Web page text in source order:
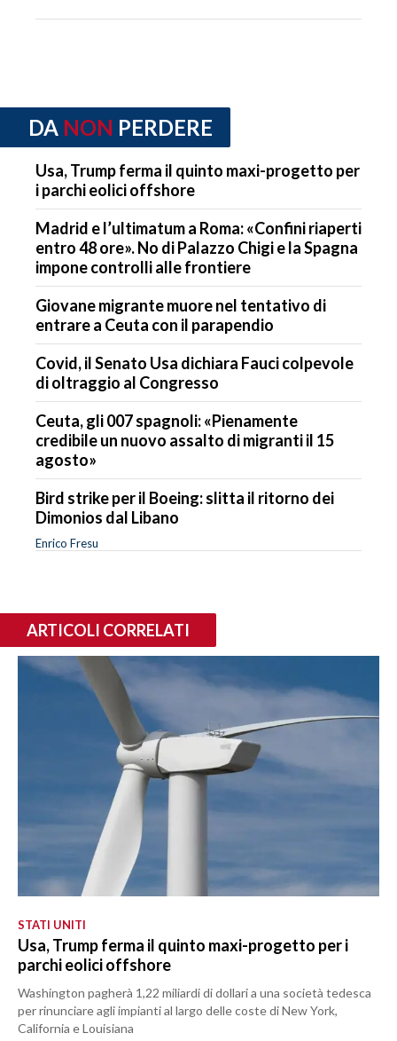
DA NON PERDERE
Usa, Trump ferma il quinto maxi-progetto per
i parchi eolici offshore
Madrid e l’ultimatum a Roma: «Confini riaperti
entro 48 ore». No di Palazzo Chigi e la Spagna
impone controlli alle frontiere
Giovane migrante muore nel tentativo di
entrare a Ceuta con il parapendio
Covid, il Senato Usa dichiara Fauci colpevole
di oltraggio al Congresso
Ceuta, gli 007 spagnoli: «Pienamente
credibile un nuovo assalto di migranti il 15
agosto»
Bird strike per il Boeing: slitta il ritorno dei
Dimonios dal Libano
Enrico Fresu
ARTICOLI CORRELATI
STATI UNITI
Usa, Trump ferma il quinto maxi-progetto per i
parchi eolici offshore
Washington pagherà 1,22 miliardi di dollari a una società tedesca
per rinunciare agli impianti al largo delle coste di New York,
California e Louisiana